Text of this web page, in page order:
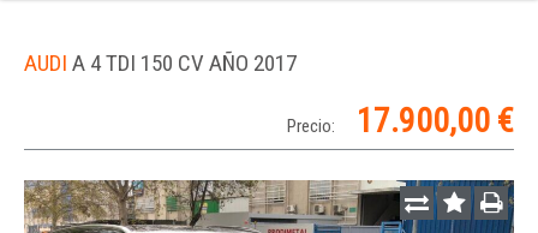
AUDI A 4 TDI 150 CV AÑO 2017
Precio: 17.900,00 €